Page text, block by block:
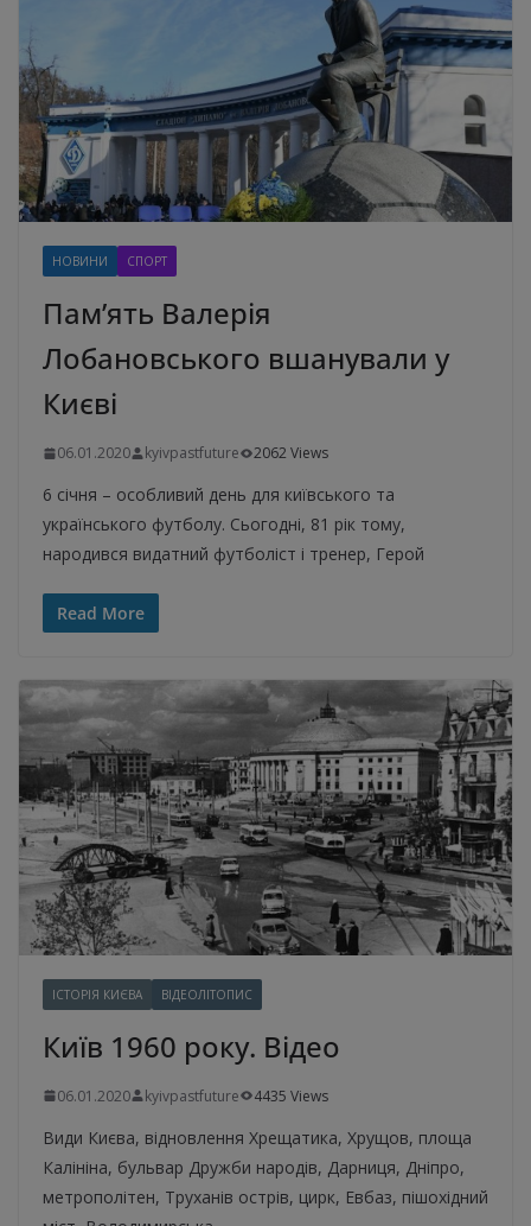
НОВИНИ СПОРТ
Пам’ять Валерія
Лобановського вшанували у
Києві
06.01.2020 kyivpastfuture 2062 Views
6 січня – особливий день для київського та
українського футболу. Сьогодні, 81 рік тому,
народився видатний футболіст і тренер, Герой
Read More
ІСТОРІЯ КИЄВА ВІДЕОЛІТОПИС
Київ 1960 року. Відео
06.01.2020 kyivpastfuture 4435 Views
Види Києва, відновлення Хрещатика, Хрущов, площа
Калініна, бульвар Дружби народів, Дарниця, Дніпро,
метрополітен, Труханів острів, цирк, Евбаз, пішохідний